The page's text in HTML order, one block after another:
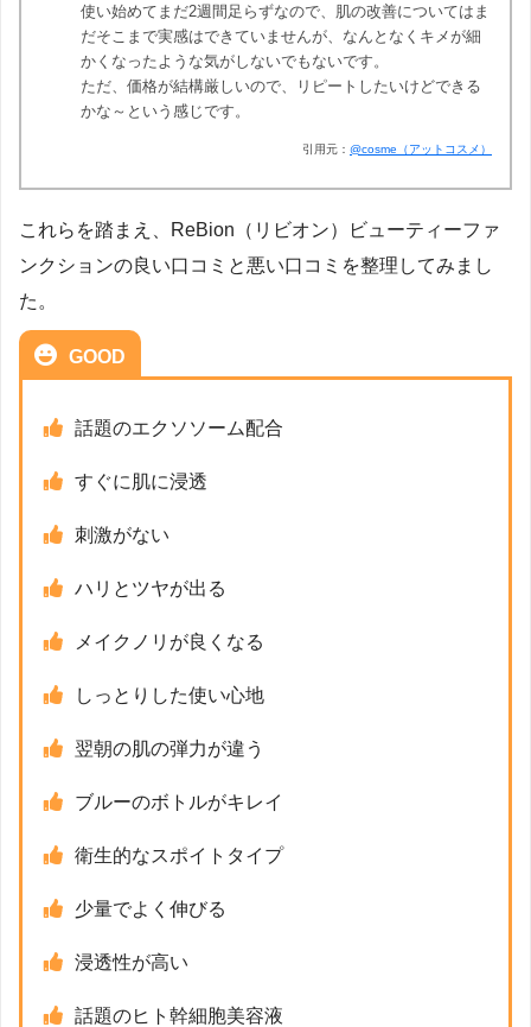
使い始めてまだ2週間足らずなので、肌の改善についてはま
だそこまで実感はできていませんが、なんとなくキメが細
かくなったような気がしないでもないです。
ただ、価格が結構厳しいので、リピートしたいけどできる
かな～という感じです。
引用元： @cosme（アットコスメ）
これらを踏まえ、ReBion（リビオン）ビューティーファ
ンクションの良い口コミと悪い口コミを整理してみまし
た。
GOOD
話題のエクソソーム配合
すぐに肌に浸透
刺激がない
ハリとツヤが出る
メイクノリが良くなる
しっとりした使い心地
翌朝の肌の弾力が違う
ブルーのボトルがキレイ
衛生的なスポイトタイプ
少量でよく伸びる
浸透性が高い
話題のヒト幹細胞美容液